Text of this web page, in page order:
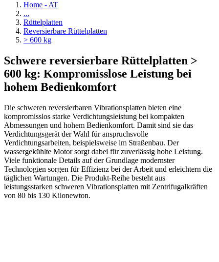
Home - AT
...
Rüttelplatten
Reversierbare Rüttelplatten
> 600 kg
Schwere reversierbare Rüttelplatten >
600 kg: Kompromisslose Leistung bei
hohem Bedienkomfort
Die schweren reversierbaren Vibrationsplatten bieten eine
kompromisslos starke Verdichtungsleistung bei kompakten
Abmessungen und hohem Bedienkomfort. Damit sind sie das
Verdichtungsgerät der Wahl für anspruchsvolle
Verdichtungsarbeiten, beispielsweise im Straßenbau. Der
wassergekühlte Motor sorgt dabei für zuverlässig hohe Leistung.
Viele funktionale Details auf der Grundlage modernster
Technologien sorgen für Effizienz bei der Arbeit und erleichtern die
täglichen Wartungen. Die Produkt-Reihe besteht aus
leistungsstarken schweren Vibrationsplatten mit Zentrifugalkräften
von 80 bis 130 Kilonewton.